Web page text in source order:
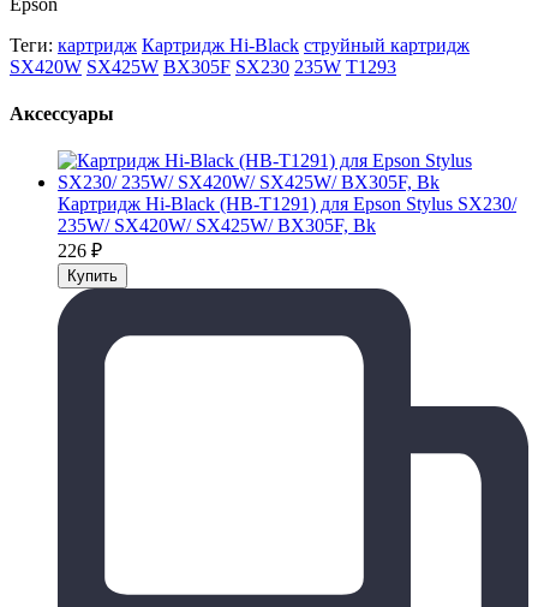
Теги: картридж Картридж Hi-Black струйный картридж
SX420W SX425W BX305F SX230 235W T1293
Аксессуары
Картридж Hi-Black (HB-T1291) для Epson Stylus SX230/
235W/ SX420W/ SX425W/ BX305F, Bk
226 ₽